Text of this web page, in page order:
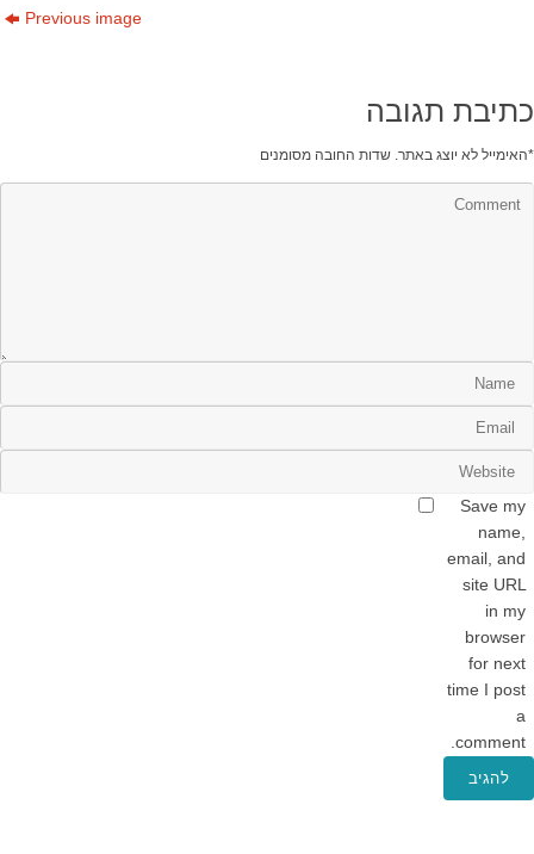
Previous image
כתיבת תגובה
האימייל לא יוצג באתר. שדות החובה מסומנים *
Save my
name,
email, and
site URL
in my
browser
for next
time I post
a
comment.